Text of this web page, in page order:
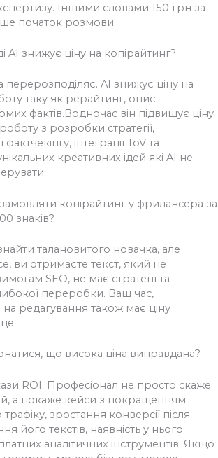
Іншими словами 150 грн за
початок розмови.
AI знижує ціну на копірайтинг?
перерозподіляє. AI знижує ціну на
таку як рерайтинг, опис
фактів.Водночас він підвищує ціну
з розробки стратегії,
інтеграції ToV та
креативних ідей які AI не
копірайтинг у фрилансера за
знаків?
талановитого новачка, але
ви отримаєте текст, який не
SEO, не має стратегії та
переробки. Ваш час,
редагування також має ціну
що висока ціна виправдана?
ROI. Професіонал не просто скаже
а покаже кейси з покращенням
зростання конверсії після
його текстів, наявність у нього
аналітичних інструментів. Якщо